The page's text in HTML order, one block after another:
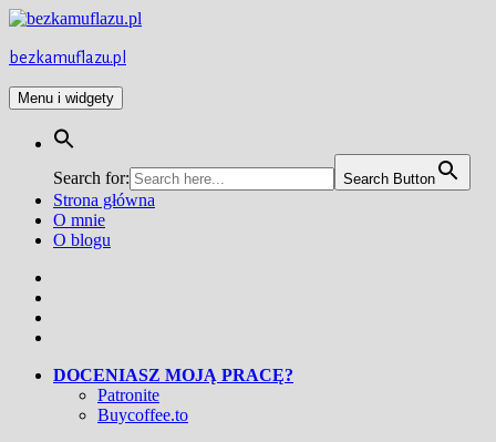
Przejdź
treści
bezkamuflazu.pl
Menu i widgety
Search for: Search Button
Strona główna
O mnie
O blogu
DOCENIASZ MOJĄ PRACĘ?
Patronite
Buycoffee.to